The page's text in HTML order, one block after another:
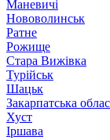
Маневичі
Нововолинськ
Ратне
Рожище
Стара Вижівка
Турійськ
Шацьк
Закарпатська
Хуст
Іршава